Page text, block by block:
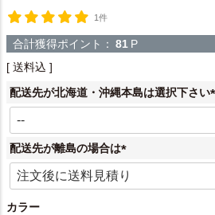
1件
合計獲得ポイント： 81 P
送料込
配送先が北海道・沖縄本島は選択下さい
(
配送先が離島の場合は
(
必
カラー